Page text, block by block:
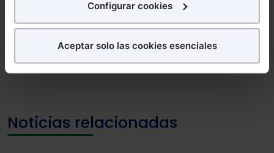
¿Qué puedes hacer?
experiencia en la web sea óptima
También puedes
configurar
seleccionar solo aquellas que quieras permitir en tu
Configurar cookies
Aceptar solo las cookies esenciales
Suscribirse
Noticias relacionadas